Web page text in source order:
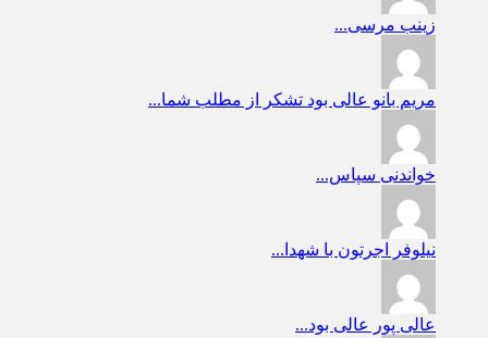
زینب مرسی...
مریم بانو عالی بود تشکر از مطلب شما...
خواندنی سپاس...
نیلوفر اجرتون با شهدا...
عالی پور عالی بود...